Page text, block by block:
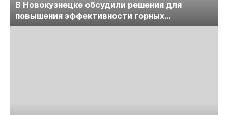
В Новокузнецке обсудили решения для
повышения эффективности горных
предприятий